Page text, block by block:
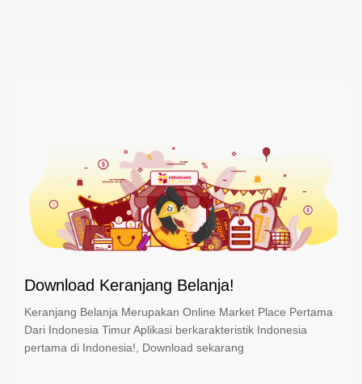
Download Keranjang Belanja!
Keranjang Belanja Merupakan Online Market Place Pertama
Dari Indonesia Timur Aplikasi berkarakteristik Indonesia
pertama di Indonesia!, Download sekarang